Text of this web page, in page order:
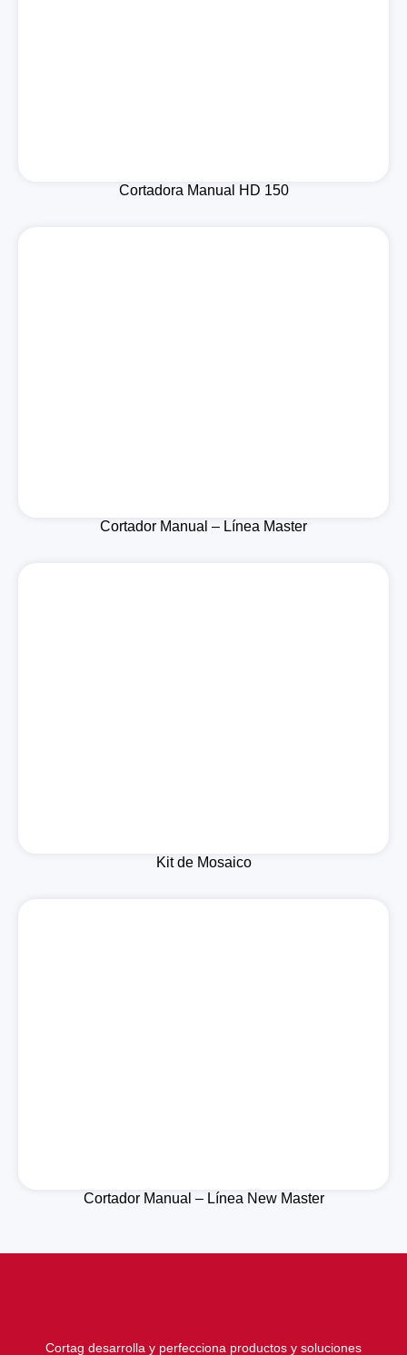
Cortadora Manual HD 150
Cortador Manual – Línea Master
Kit de Mosaico
Cortador Manual – Línea New Master
Cortag desarrolla y perfecciona productos y soluciones